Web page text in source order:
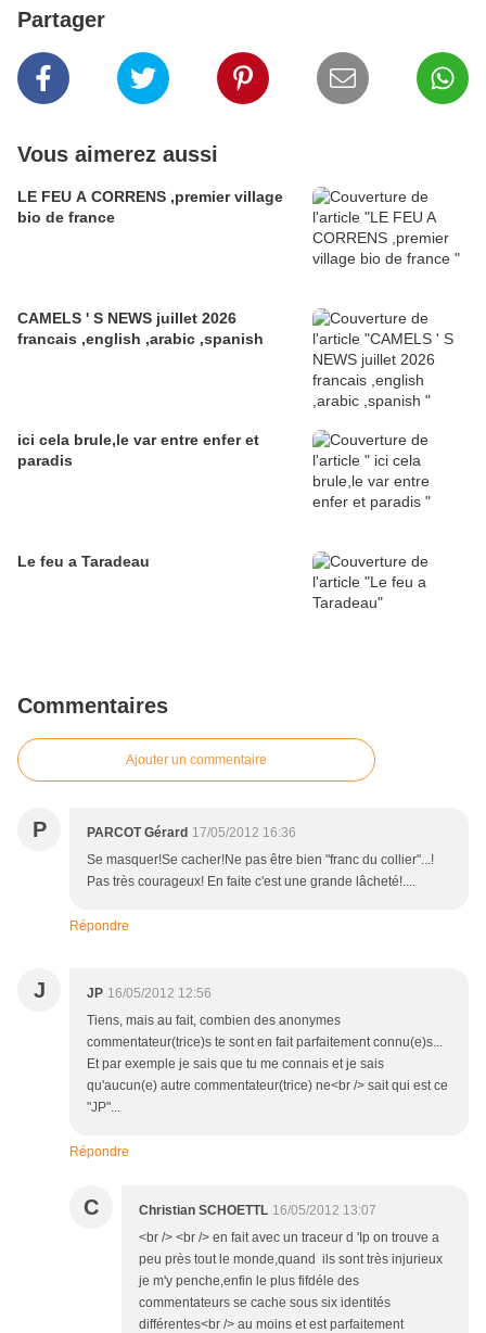
Partager
Vous aimerez aussi
LE FEU A CORRENS ,premier village
bio de france
CAMELS ' S NEWS juillet 2026
francais ,english ,arabic ,spanish
ici cela brule,le var entre enfer et
paradis
Le feu a Taradeau
Commentaires
Ajouter un commentaire
P PARCOT Gérard 17/05/2012 16:36
Se masquer!Se cacher!Ne pas être bien "franc du collier"...!
Pas très courageux! En faite c'est une grande lâcheté!....
Répondre
J JP 16/05/2012 12:56
Tiens, mais au fait, combien des anonymes
commentateur(trice)s te sont en fait parfaitement connu(e)s...
Et par exemple je sais que tu me connais et je sais
qu'aucun(e) autre commentateur(trice) ne<br /> sait qui est ce
"JP"...
Répondre
C Christian SCHOETTL 16/05/2012 13:07
<br /> <br /> en fait avec un traceur d 'Ip on trouve a
peu près tout le monde,quand ils sont très injurieux
je m'y penche,enfin le plus fifdéle des
commentateurs se cache sous six identités
différentes<br /> au moins et est parfaitement